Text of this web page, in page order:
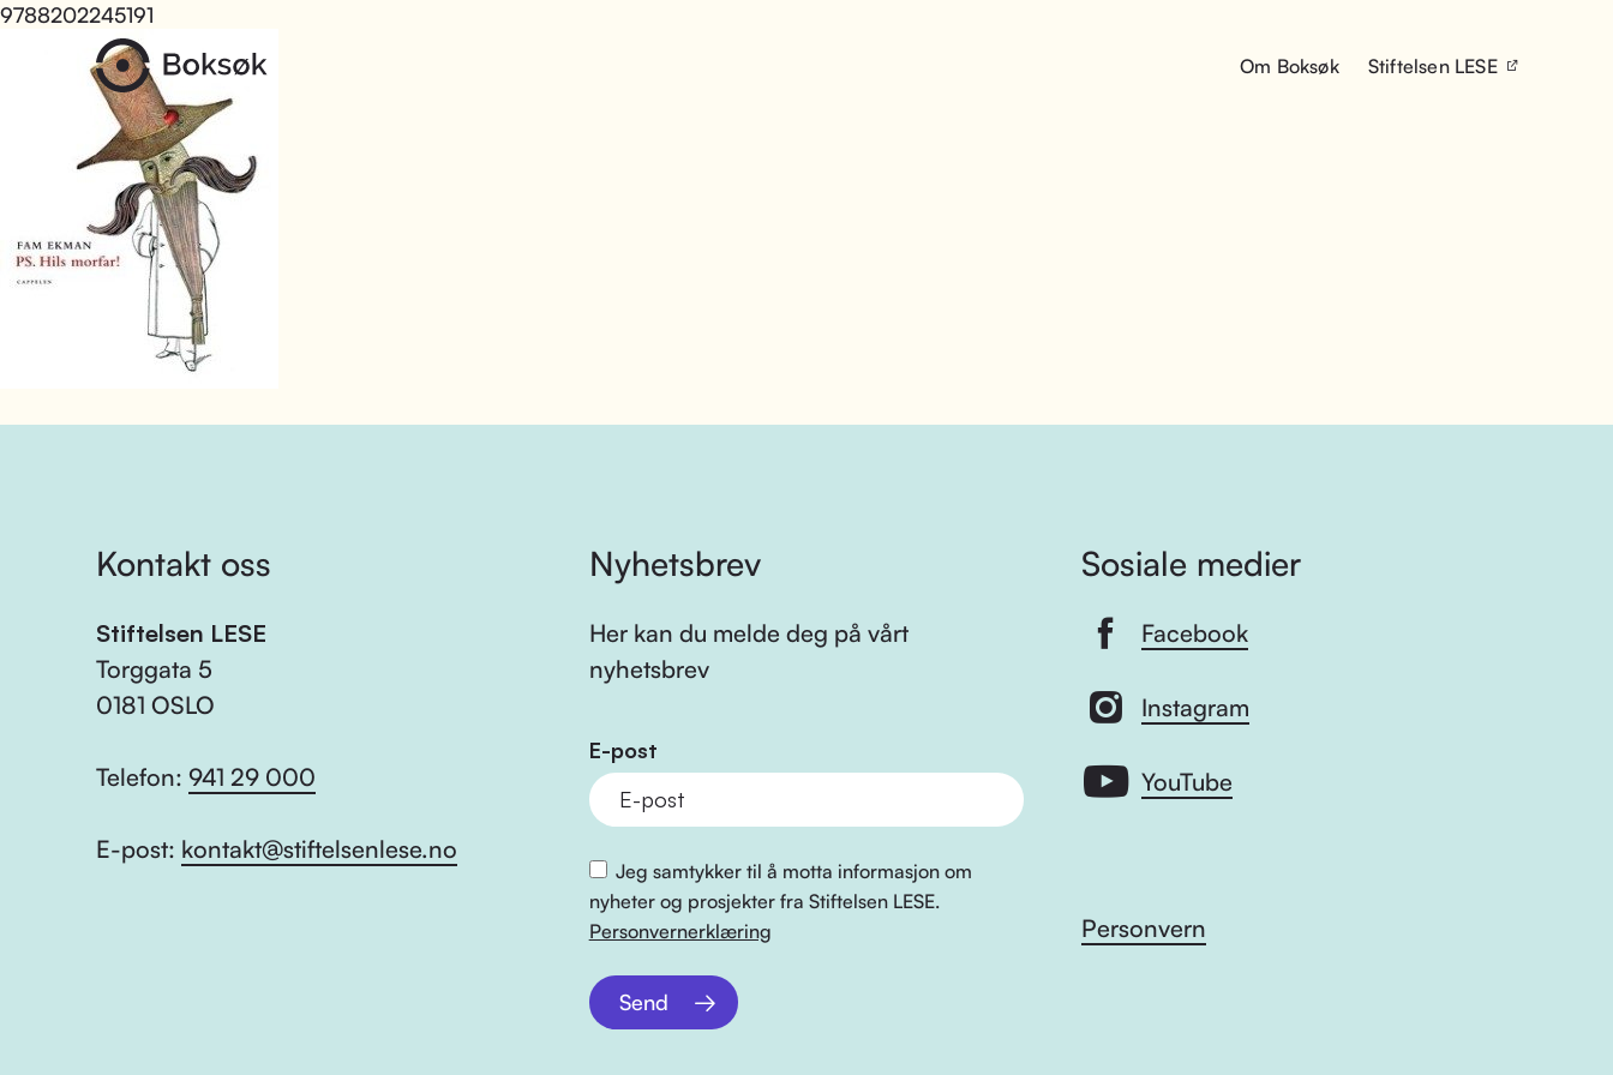
Om Boksøk Stiftelsen LESE
9788202245191
Kontakt oss
Stiftelsen LESE
Torggata 5
0181 OSLO
Telefon: 941 29 000
E-post: kontakt@stiftelsenlese.no
Nyhetsbrev
Her kan du melde deg på vårt
nyhetsbrev
E-post
Jeg samtykker til å motta informasjon om
nyheter og prosjekter fra Stiftelsen LESE.
Personvernerklæring
Send
Sosiale medier
Facebook
Instagram
YouTube
Personvern